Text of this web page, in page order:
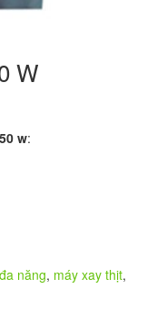
W
w:
năng, máy xay thịt,